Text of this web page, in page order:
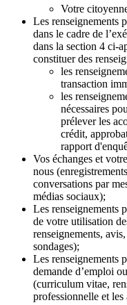
Votre
Les renseignements
dans le cadre de
dans la section 4 ci-
constituer des
les
transaction
les
nécessaires
prélever les
crédit,
rapport
Vos échanges et
nous
conversations par
médias sociaux);
Les renseignements
de votre utilisation
renseignements,
sondages);
Les renseignements
demande d’emploi
(curriculum vitae,
professionnelle et